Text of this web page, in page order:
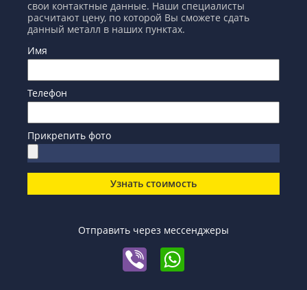
свои контактные данные. Наши специалисты
расчитают цену, по которой Вы сможете сдать
данный металл в наших пунктах.
Имя
Телефон
Прикрепить фото
Узнать стоимость
Отправить через мессенджеры